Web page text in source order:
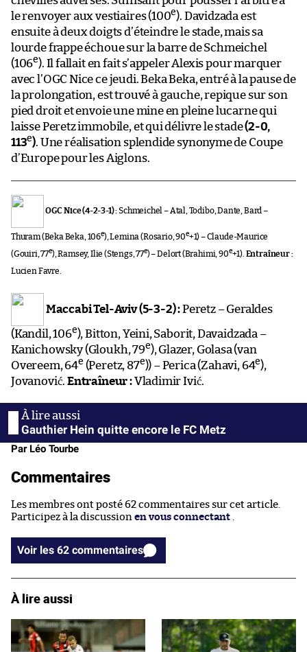
le renvoyer aux vestiaires (100e). Davidzada est
ensuite à deux doigts d’éteindre le stade, mais sa
lourde frappe échoue sur la barre de Schmeichel
(106e). Il fallait en fait s’appeler Alexis pour marquer
avec l’OGC Nice ce jeudi. Beka Beka, entré à la pause de
la prolongation, est trouvé à gauche, repique sur son
pied droit et envoie une mine en pleine lucarne qui
laisse Peretz immobile, et qui délivre le stade(2-0,
113e). Une réalisation splendide synonyme de Coupe
d’Europe pour les Aiglons.
OGC Nice (4-2-3-1) :Schmeichel – Atal, Todibo, Dante, Bard –
Thuram (Beka Beka, 106e), Lemina (Rosario, 90e+1) – Claude-Maurice
(Gouiri, 77e), Ramsey, Ilie (Stengs, 77e) – Delort (Brahimi, 90e+1). Entraîneur :
Lucien Favre.
Maccabi Tel-Aviv (5-3-2) :Peretz – Geraldes
(Kandil, 106e), Bitton, Yeini, Saborit, Davaidzada –
Kanichowsky (Gloukh, 79e), Glazer, Golasa (van
Overeem, 64e (Peretz, 87e)) – Perica (Zahavi, 64e),
Jovanović.Entraîneur :Vladimir Ivić.
Gauthier Hein quitte encore le FC Metz
Par Léo Tourbe
Commentaires
Les membres ont posté 62 commentaires sur cet article.
Participez à la discussion en vous connectant
Voir les 62 commentaires
À lire aussi